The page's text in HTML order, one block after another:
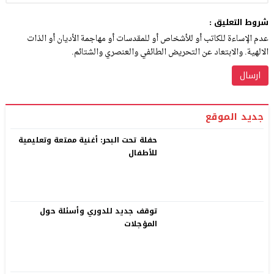
شروط التعليق :
عدم الإساءة للكاتب أو للأشخاص أو للمقدسات أو مهاجمة الأديان أو الذات
الالهية. والابتعاد عن التحريض الطائفي والعنصري والشتائم.
جديد الموقع
حفلة تحت البحر: أغنية ممتعة وتعليمية
للأطفال
توقف جديد للدوري وأسئلة حول
المؤجلات